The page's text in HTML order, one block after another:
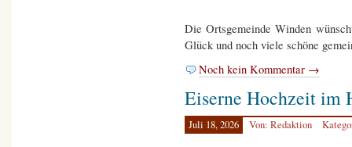
Die Ortsgemeinde Winden
Glück und noch viele schöne
Noch kein Kommentar →
Eiserne Hochzeit im
Juli 18, 2026 Von: Redaktion